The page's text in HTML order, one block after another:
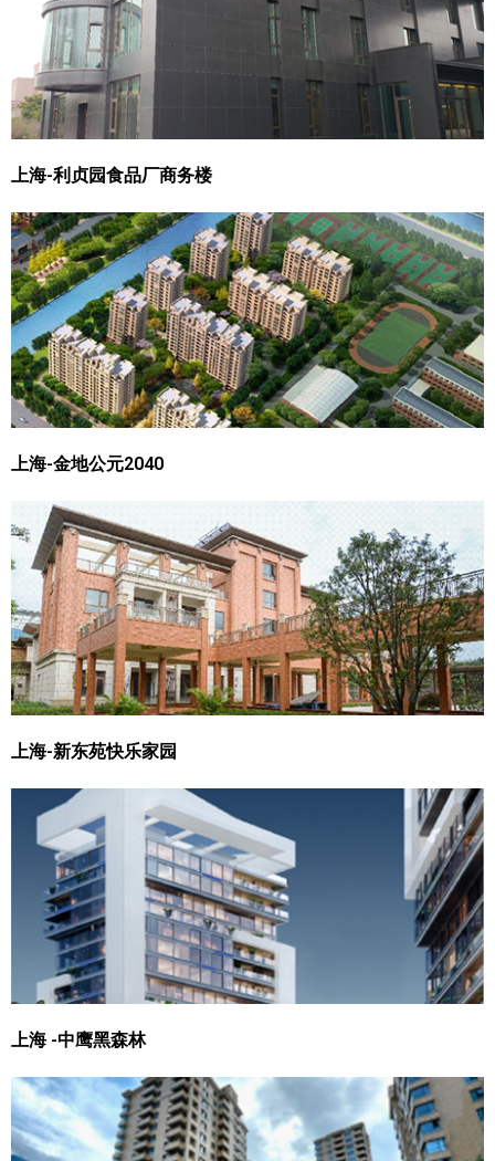
上海-利贞园食品厂商务楼
上海-金地公元2040
上海-新东苑快乐家园
上海 -中鹰黑森林